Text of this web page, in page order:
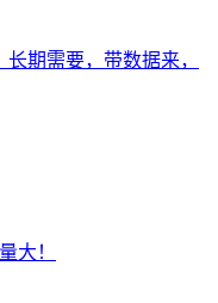
期需要，带数据来，
大！